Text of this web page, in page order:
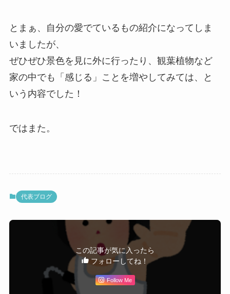
とまぁ、自分の愛でているもの紹介になってしま
いましたが、
ぜひぜひ景色を見に外に行ったり、観葉植物など
家の中でも「感じる」ことを増やしてみては、と
いう内容でした！
ではまた。
代表ブログ
この記事が気に入ったら
フォローしてね！
Follow Me